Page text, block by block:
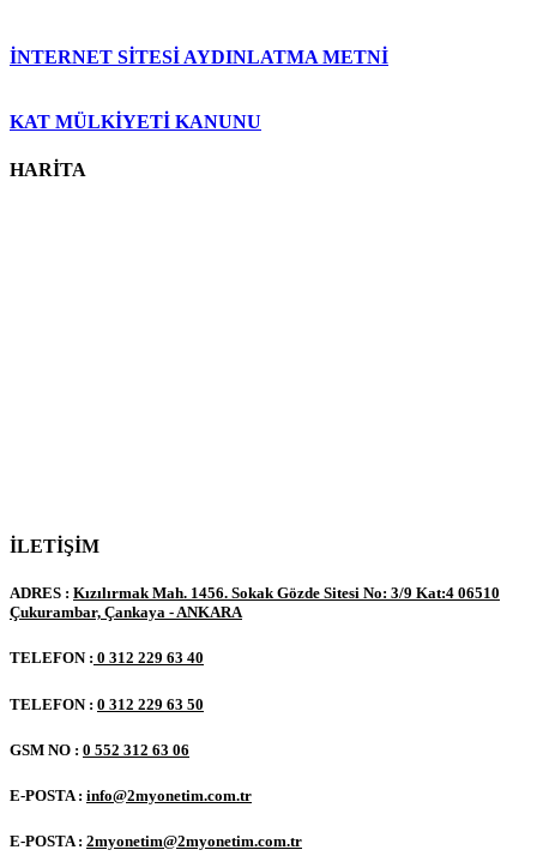
İNTERNET SİTESİ AYDINLATMA METNİ
KAT MÜLKİYETİ KANUNU
HARİTA
İLETİŞİM
ADRES : Kızılırmak Mah. 1456. Sokak Gözde Sitesi No: 3/9 Kat:4 06510
Çukurambar, Çankaya - ANKARA
TELEFON : 0 312 229 63 40
TELEFON : 0 312 229 63 50
GSM NO : 0 552 312 63 06
E-POSTA : info@2myonetim.com.tr
E-POSTA : 2myonetim@2myonetim.com.tr